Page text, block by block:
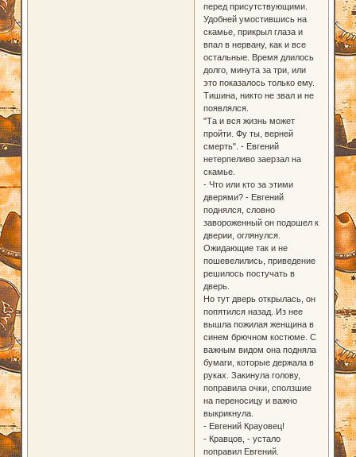
перед присутствующими.
Удобней умостившись на
скамье, прикрыл глаза и
впал в нервану, как и все
остальные. Время длилось
долго, минута за три, или
это показалось только ему.
Тишина, никто не звал и не
появлялся.
"Та и вся жизнь может
пройти. Фу ты, верней
смерть". - Евгений
нетерпеливо заерзал на
скамье.
- Что или кто за этими
дверями? - Евгений
поднялся, словно
завороженный он подошел к
дверии, оглянулся.
Ожидающие так и не
пошевелились, приведение
решилось постучать в
дверь.
Но тут дверь открылась, он
попятился назад. Из нее
вышла пожилая женщина в
синем брючном костюме. С
важным видом она подняла
бумаги, которые держала в
руках. Закинула голову,
поправила очки, сползшие
на переносицу и важно
выкрикнула.
- Евгений Крауовец!
- Кравцов, - устало
поправил Евгений.